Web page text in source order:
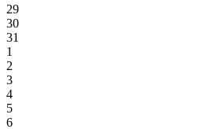
29
30
31
1
2
3
4
5
6